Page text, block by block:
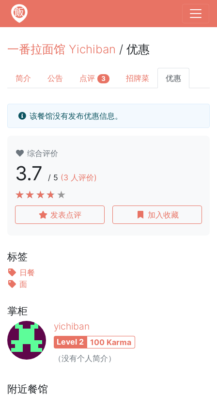
一番拉面馆 Yichiban / 优惠
简介 公告 点评 3 招牌菜 优惠
该餐馆没有发布优惠信息。
综合评价
3.7 / 5 (3 人评价)
发表点评 加入收藏
标签
日餐
面
掌柜
yichiban
Level 2
100 Karma
（没有个人简介）
附近餐馆